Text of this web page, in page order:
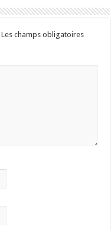
Les champs obligatoires